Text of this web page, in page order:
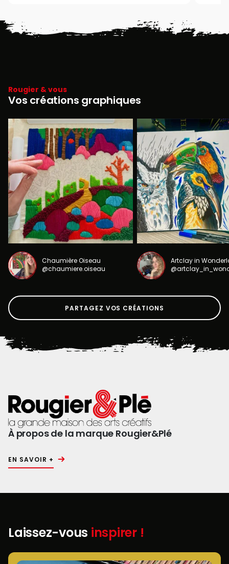
Rougier & vous
Vos créations graphiques
Chaumière Oiseau
@chaumiere.oiseau
Artclay in
PARTAGEZ VOS CRÉATIONS
À propos de la marque Rougier&Plé
EN SAVOIR +
Laissez-vous inspirer !